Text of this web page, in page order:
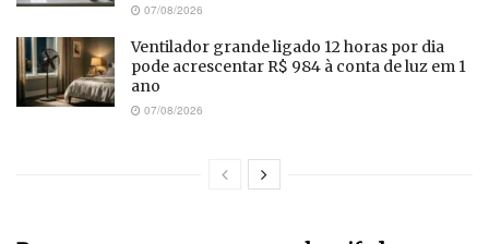
07/08/2026
Ventilador grande ligado 12 horas por dia
pode acrescentar R$ 984 à conta de luz em 1
ano
07/08/2026